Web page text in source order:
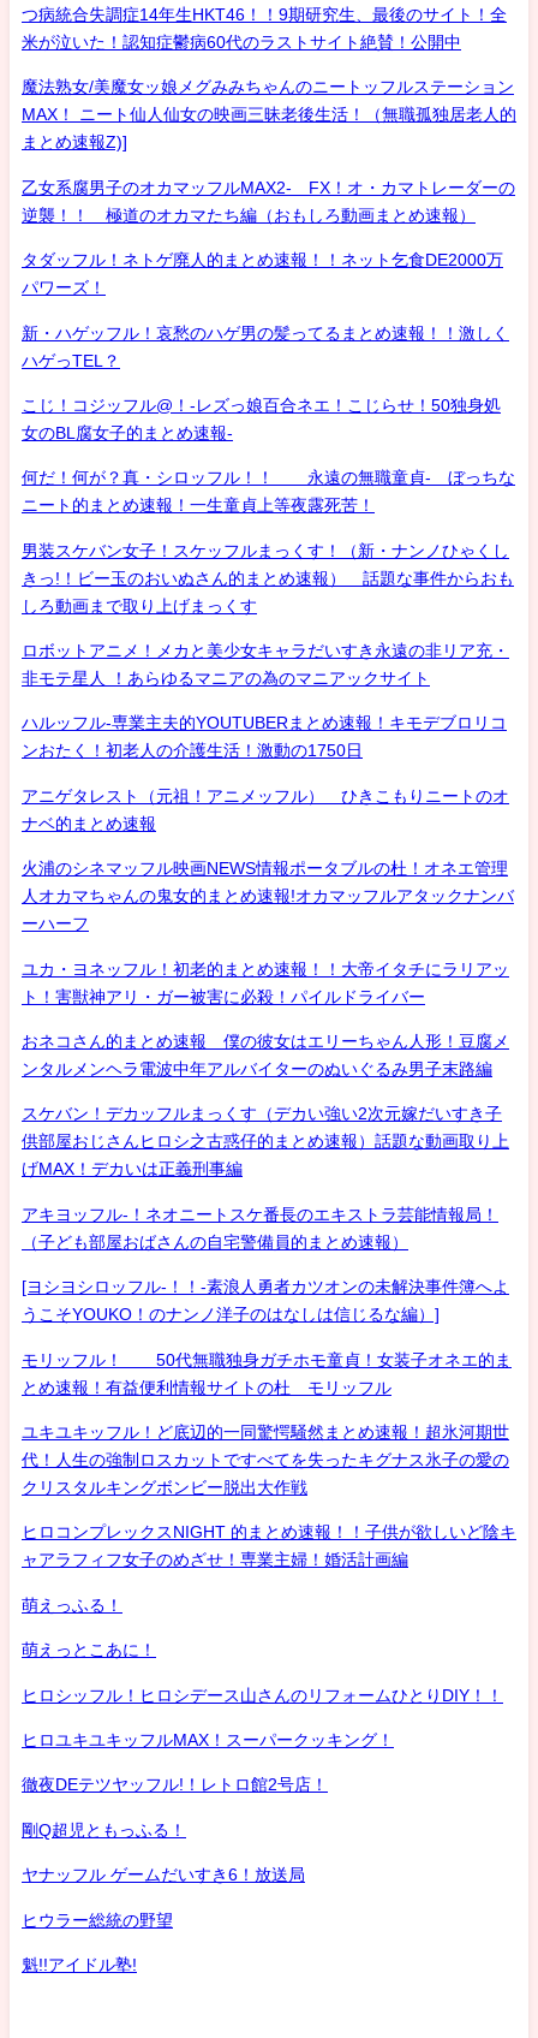
つ病統合失調症14年生HKT46！！9期研究生、最後のサイト！全
米が泣いた！認知症鬱病60代のラストサイト絶賛！公開中
魔法熟女/美魔女ッ娘メグみみちゃんのニートッフルステーション
MAX！ ニート仙人仙女の映画三昧老後生活！（無職孤独居老人的
まとめ速報Z)]
乙女系腐男子のオカマッフルMAX2- FX！オ・カマトレーダーの
逆襲！！ 極道のオカマたち編（おもしろ動画まとめ速報）
タダッフル！ネトゲ廃人的まとめ速報！！ネット乞食DE2000万
パワーズ！
新・ハゲッフル！哀愁のハゲ男の髪ってるまとめ速報！！激しく
ハゲっTEL？
こじ！コジッフル@！-レズっ娘百合ネエ！こじらせ！50独身処
女のBL腐女子的まとめ速報-
何だ！何が？真・シロッフル！！ 永遠の無職童貞- ぼっちな
ニート的まとめ速報！一生童貞上等夜露死苦！
男装スケバン女子！スケッフルまっくす！（新・ナンノひゃくし
きっ!！ビー玉のおいぬさん的まとめ速報） 話題な事件からおも
しろ動画まで取り上げまっくす
ロボットアニメ！メカと美少女キャラだいすき永遠の非リア充・
非モテ星人 ！あらゆるマニアの為のマニアックサイト
ハルッフル-専業主夫的YOUTUBERまとめ速報！キモデブロリコ
ンおたく！初老人の介護生活！激動の1750日
アニゲタレスト（元祖！アニメッフル） ひきこもりニートのオ
ナベ的まとめ速報
火浦のシネマッフル映画NEWS情報ポータブルの杜！オネエ管理
人オカマちゃんの鬼女的まとめ速報!オカマッフルアタックナンバ
ーハーフ
ユカ・ヨネッフル！初老的まとめ速報！！大帝イタチにラリアッ
ト！害獣神アリ・ガー被害に必殺！パイルドライバー
おネコさん的まとめ速報 僕の彼女はエリーちゃん人形！豆腐メ
ンタルメンヘラ電波中年アルバイターのぬいぐるみ男子末路編
スケバン！デカッフルまっくす（デカい強い2次元嫁だいすき子
供部屋おじさんヒロシ之古惑仔的まとめ速報）話題な動画取り上
げMAX！デカいは正義刑事編
アキヨッフル-！ネオニートスケ番長のエキストラ芸能情報局！
（子ども部屋おばさんの自宅警備員的まとめ速報）
[ヨシヨシロッフル-！！-素浪人勇者カツオンの未解決事件簿へよ
うこそYOUKO！のナンノ洋子のはなしは信じるな編）]
モリッフル！ 50代無職独身ガチホモ童貞！女装子オネエ的ま
とめ速報！有益便利情報サイトの杜 モリッフル
ユキユキッフル！ど底辺的一同驚愕騒然まとめ速報！超氷河期世
代！人生の強制ロスカットですべてを失ったキグナス氷子の愛の
クリスタルキングボンビー脱出大作戦
ヒロコンプレックスNIGHT 的まとめ速報！！子供が欲しいど陰キ
ャアラフィフ女子のめざせ！専業主婦！婚活計画編
萌えっふる！
萌えっとこあに！
ヒロシッフル！ヒロシデース山さんのリフォームひとりDIY！！
ヒロユキユキッフルMAX！スーパークッキング！
徹夜DEテツヤッフル!！レトロ館2号店！
剛Q超児ともっふる！
ヤナッフル ゲームだいすき6！放送局
ヒウラー総統の野望
魁!!アイドル塾!